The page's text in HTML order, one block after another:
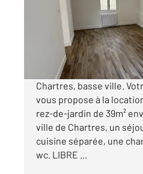
Appartement F2 à
535 €
par mois charges comprises
Chartres, basse ville.
vous propose à la
rez-de-jardin de 39m²
ville de Chartres, un
cuisine séparée, une
wc. LIBRE ...